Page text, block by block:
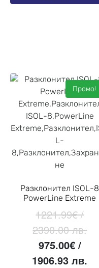
Промо!
Разклонител ISOL-8
PowerLine Extreme
1221.99€/
2390.00 лв.
975.00€/
1906.93 лв.